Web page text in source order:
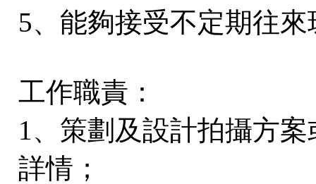
5、能夠接受不定期往
工作職責：
1、策劃及設計拍攝方
詳情；